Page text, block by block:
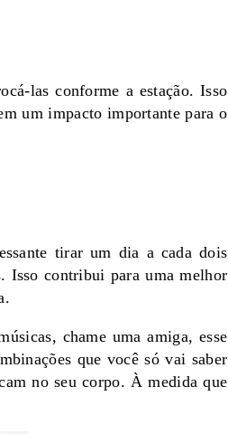
las conforme a estação. Isso
um impacto importante para o
tirar um dia a cada dois
Isso contribui para uma melhor
chame uma amiga, esse
que você só vai saber
no seu corpo. À medida que